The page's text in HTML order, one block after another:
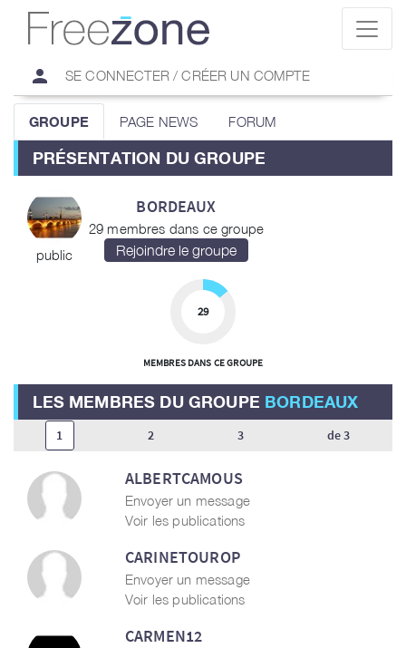
person SE CONNECTER / CRÉER UN COMPTE
GROUPE PAGE NEWS FORUM
PRÉSENTATION DU GROUPE
public
BORDEAUX
29 membres dans ce groupe
29
MEMBRES DANS CE GROUPE
LES MEMBRES DU GROUPE BORDEAUX
1 2 3 de 3
ALBERTCAMOUS
Envoyer un message
Voir les publications
CARINETOUROP
Envoyer un message
Voir les publications
CARMEN12